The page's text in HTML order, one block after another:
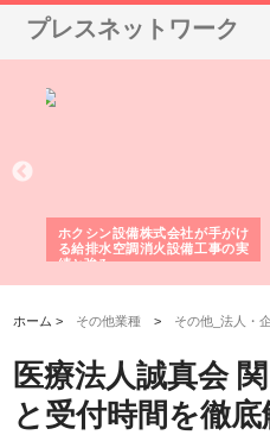
プレスネットワーク
ホクシン設備株式会社が手がけ
る給排水空調消火設備工事の実
績と強み
ホーム > その他業種 > その他_法人・
医療法人誠真会
と受付時間を徹